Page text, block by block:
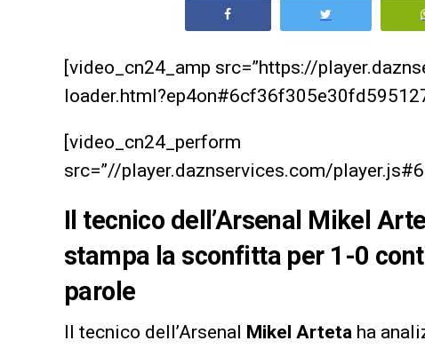
[video_cn24_amp src=”https://
[video_cn24_perform
src=”//player.daznservices.com/
Il tecnico dell’Arsenal Mikel
stampa la sconfitta per 1-0
parole
Il tecnico dell’Arsenal Mikel Arteta ha